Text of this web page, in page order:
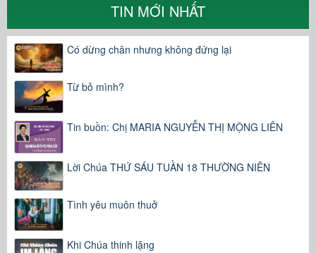
TIN MỚI NHẤT
Có dừng chân nhưng không đứng lại
Từ bỏ mình?
Tin buồn: Chị MARIA NGUYỄN THỊ MỘNG LIÊN
Lời Chúa THỨ SÁU TUẦN 18 THƯỜNG NIÊN
Tình yêu muôn thuở
Khi Chúa thinh lặng